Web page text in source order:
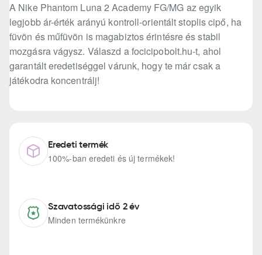
A Nike Phantom Luna 2 Academy FG/MG az egyik
legjobb ár-érték arányú kontroll-orientált stoplis cipő, ha
füvön és műfüvön is magabiztos érintésre és stabil
mozgásra vágysz. Válaszd a focicipobolt.hu-t, ahol
garantált eredetiséggel várunk, hogy te már csak a
játékodra koncentrálj!
Eredeti termék
100%-ban eredeti és új termékek!
Szavatossági idő 2 év
Minden termékünkre